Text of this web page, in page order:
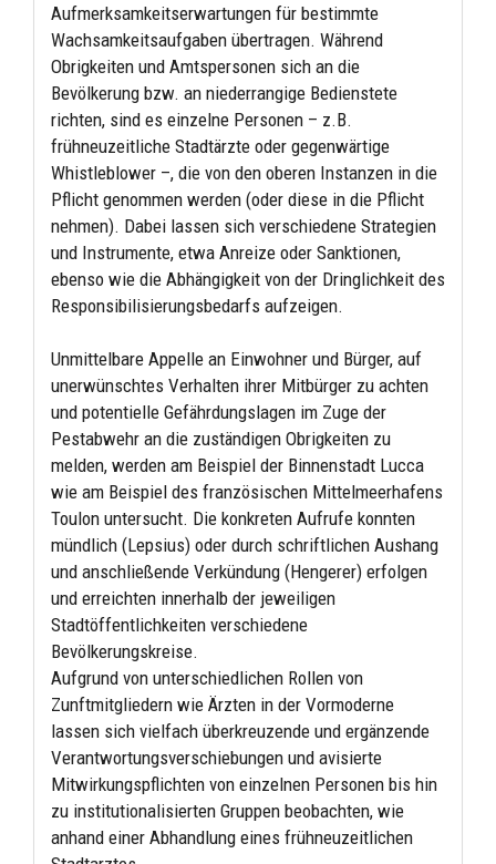
Aufmerksamkeitserwartungen für bestimmte
Wachsamkeitsaufgaben übertragen. Während
Obrigkeiten und Amtspersonen sich an die
Bevölkerung bzw. an niederrangige Bedienstete
richten, sind es einzelne Personen – z.B.
frühneuzeitliche Stadtärzte oder gegenwärtige
Whistleblower –, die von den oberen Instanzen in die
Pflicht genommen werden (oder diese in die Pflicht
nehmen). Dabei lassen sich verschiedene Strategien
und Instrumente, etwa Anreize oder Sanktionen,
ebenso wie die Abhängigkeit von der Dringlichkeit des
Responsibilisierungsbedarfs aufzeigen.
Unmittelbare Appelle an Einwohner und Bürger, auf
unerwünschtes Verhalten ihrer Mitbürger zu achten
und potentielle Gefährdungslagen im Zuge der
Pestabwehr an die zuständigen Obrigkeiten zu
melden, werden am Beispiel der Binnenstadt Lucca
wie am Beispiel des französischen Mittelmeerhafens
Toulon untersucht. Die konkreten Aufrufe konnten
mündlich (Lepsius) oder durch schriftlichen Aushang
und anschließende Verkündung (Hengerer) erfolgen
und erreichten innerhalb der jeweiligen
Stadtöffentlichkeiten verschiedene
Bevölkerungskreise.
Aufgrund von unterschiedlichen Rollen von
Zunftmitgliedern wie Ärzten in der Vormoderne
lassen sich vielfach überkreuzende und ergänzende
Verantwortungsverschiebungen und avisierte
Mitwirkungspflichten von einzelnen Personen bis hin
zu institutionalisierten Gruppen beobachten, wie
anhand einer Abhandlung eines frühneuzeitlichen